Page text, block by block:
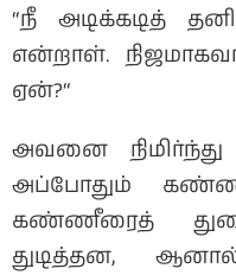
“நீ அடிக்கடித்
என்றாள்.
ஏன்?“
அவனை
அப்போதும்
கண்ணீரைத்
துடித்தன,